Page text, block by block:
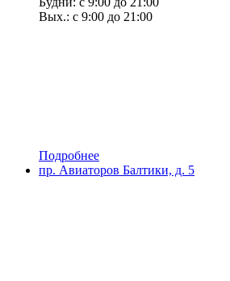
Вых.: с 9:00 до 21:00
Подробнее
пр. Авиаторов Балтики, д. 5